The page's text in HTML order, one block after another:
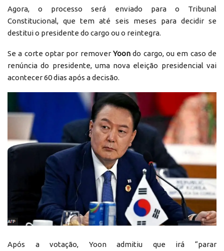
Agora, o processo será enviado para o Tribunal
Constitucional, que tem até seis meses para decidir se
destitui o presidente do cargo ou o reintegra.
Se a corte optar por removerYoon do cargo, ou em caso de
renúncia do presidente, uma nova eleição presidencial vai
acontecer 60 dias após a decisão.
Após a votação, Yoon admitiu que irá “parar